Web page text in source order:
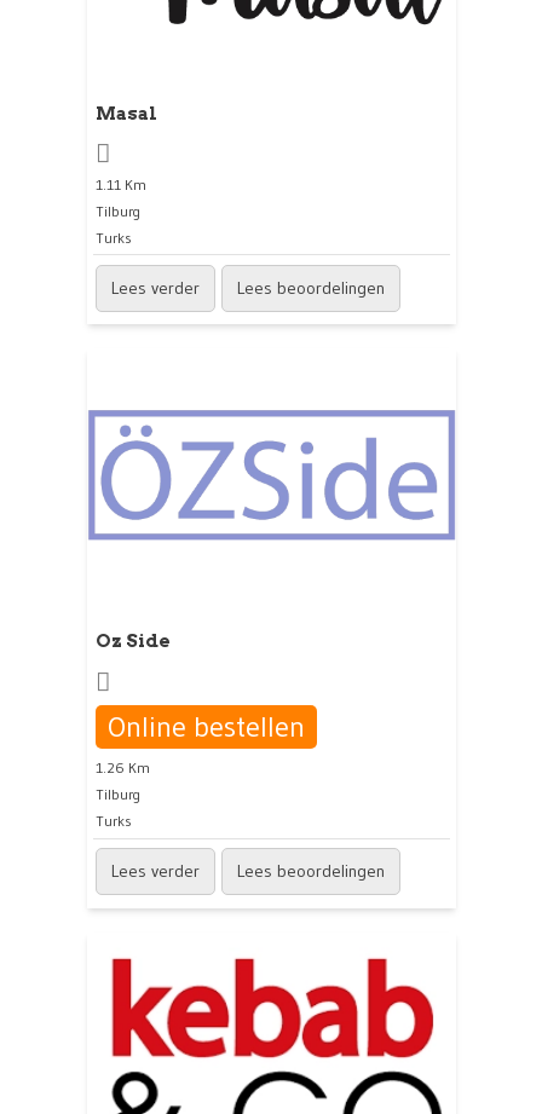
Masal
1.11 Km
Tilburg
Turks
Lees verder Lees beoordelingen
Oz Side
Online bestellen
1.26 Km
Tilburg
Turks
Lees verder Lees beoordelingen